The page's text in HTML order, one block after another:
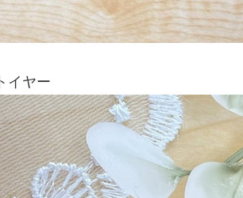
イヤー